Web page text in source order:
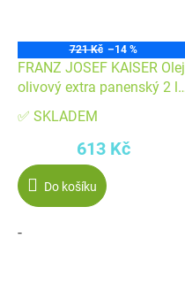
721 Kč –14 %
FRANZ JOSEF KAISER Olej
olivový extra panenský 2 l
PET
✅ SKLADEM
613 Kč
Do košíku
-